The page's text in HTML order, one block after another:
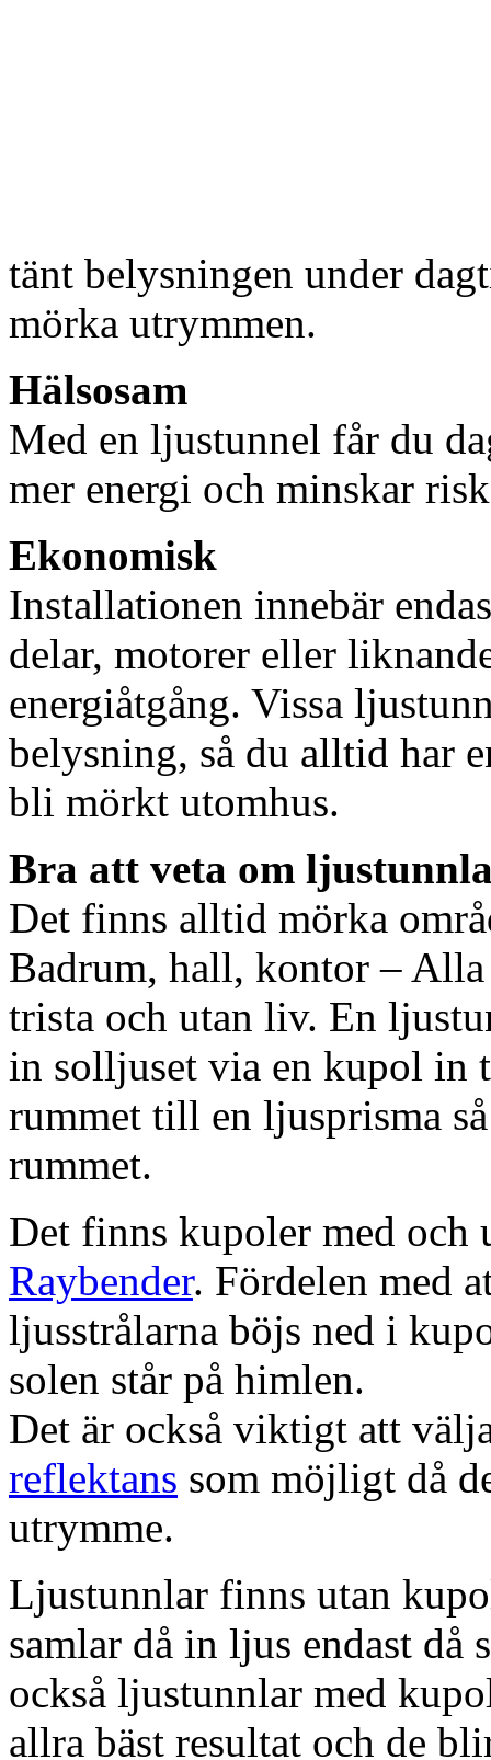
tänt belysningen under
mörka utrymmen.
Hälsosam
Med en ljustunnel får du
mer energi och minskar
Ekonomisk
Installationen innebär
delar, motorer eller
energiåtgång. Vissa
belysning, så du alltid har
bli mörkt utomhus.
Bra att veta om
Det finns alltid mörka
Badrum, hall, kontor – Alla
trista och utan liv. En
in solljuset via en kupol in
rummet till en ljusprisma
rummet.
Det finns kupoler med och
Raybender. Fördelen med
ljusstrålarna böjs ned i
solen står på himlen.
Det är också viktigt att
reflektans som möjligt då
utrymme.
Ljustunnlar finns utan
samlar då in ljus endast då
också ljustunnlar med
allra bäst resultat och de